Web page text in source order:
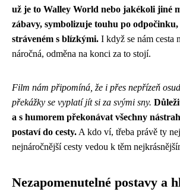
už je to Walley World nebo jakékoli jiné
zábavy, symbolizuje touhu po odpočinku,
stráveném s blízkými. I když se nám cesta
náročná, odměna na konci za to stojí.
Film nám připomíná, že i přes nepřízeň
překážky se vyplatí jít si za svými sny.
a s humorem překonávat všechny
postaví do cesty. A kdo ví, třeba právě ty
nejnáročnější cesty vedou k těm
Nezapomenutelné postavy a